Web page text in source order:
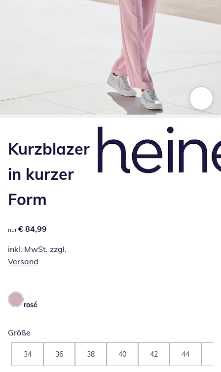
Kurzblazer
in kurzer
Form
€ 84,99
nur € 84,99
inkl. MwSt. zzgl.
Versand
rosé
Größe
34 36 38 40 42 44